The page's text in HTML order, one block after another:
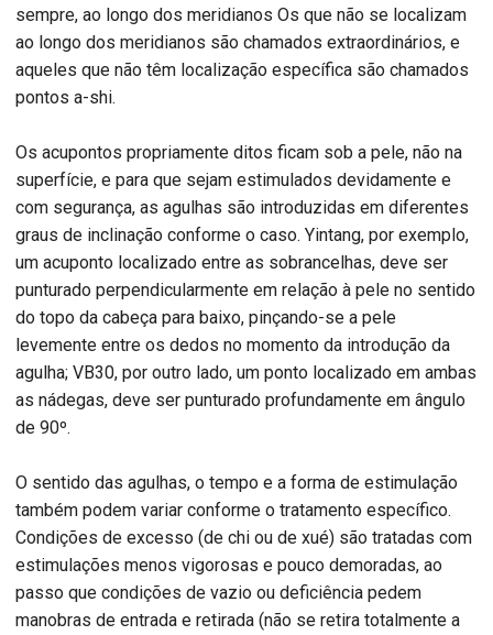
sempre, ao longo dos meridianos Os que não se localizam
ao longo dos meridianos são chamados extraordinários, e
aqueles que não têm localização específica são chamados
pontos a-shi.
Os acupontos propriamente ditos ficam sob a pele, não na
superfície, e para que sejam estimulados devidamente e
com segurança, as agulhas são introduzidas em diferentes
graus de inclinação conforme o caso. Yintang, por exemplo,
um acuponto localizado entre as sobrancelhas, deve ser
punturado perpendicularmente em relação à pele no sentido
do topo da cabeça para baixo, pinçando-se a pele
levemente entre os dedos no momento da introdução da
agulha; VB30, por outro lado, um ponto localizado em ambas
as nádegas, deve ser punturado profundamente em ângulo
de 90º.
O sentido das agulhas, o tempo e a forma de estimulação
também podem variar conforme o tratamento específico.
Condições de excesso (de chi ou de xué) são tratadas com
estimulações menos vigorosas e pouco demoradas, ao
passo que condições de vazio ou deficiência pedem
manobras de entrada e retirada (não se retira totalmente a